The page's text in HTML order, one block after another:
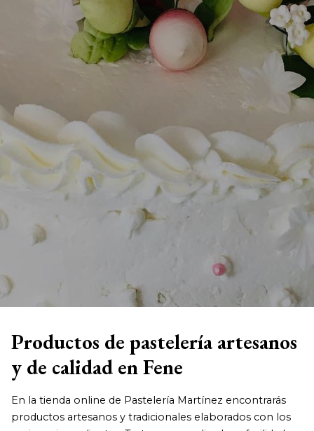
Productos de pastelería artesanos
y de calidad en Fene
En la tienda online de Pastelería Martínez encontrarás
productos artesanos y tradicionales elaborados con los